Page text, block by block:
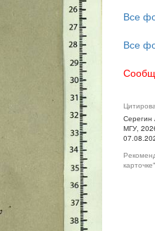
Все
Все
Серегин
МГУ,